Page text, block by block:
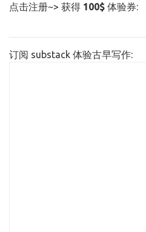
点击注册~> 获得 100$ 体验券:
订阅 substack 体验古早写作: